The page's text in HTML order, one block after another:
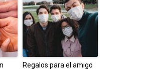
Regalos para el amigo